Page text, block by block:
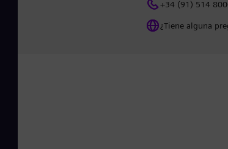
+34 (91) 514
¿Tiene alguna